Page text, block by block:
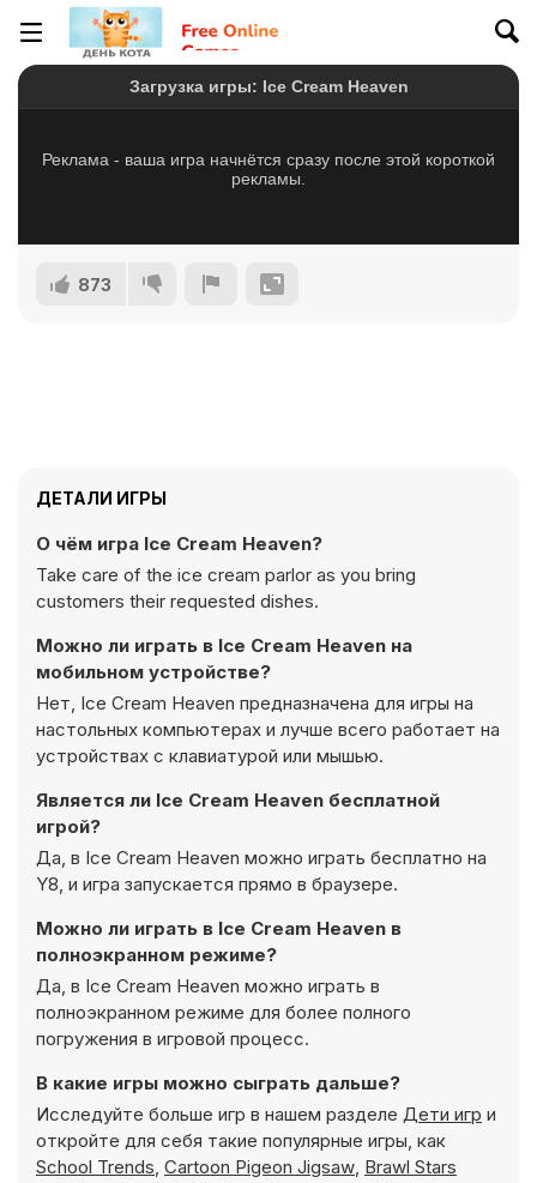
873
ДЕТАЛИ ИГРЫ
О чём игра Ice Cream Heaven?
Take care of the ice cream parlor as you bring
customers their requested dishes.
Можно ли играть в Ice Cream Heaven на
мобильном устройстве?
Нет, Ice Cream Heaven предназначена для игры на
настольных компьютерах и лучше всего работает на
устройствах с клавиатурой или мышью.
Является ли Ice Cream Heaven бесплатной
игрой?
Да, в Ice Cream Heaven можно играть бесплатно на
Y8, и игра запускается прямо в браузере.
Можно ли играть в Ice Cream Heaven в
полноэкранном режиме?
Да, в Ice Cream Heaven можно играть в
полноэкранном режиме для более полного
погружения в игровой процесс.
В какие игры можно сыграть дальше?
Исследуйте больше игр в нашем разделе Дети игр и
откройте для себя такие популярные игры, как
School Trends, Cartoon Pigeon Jigsaw, Brawl Stars